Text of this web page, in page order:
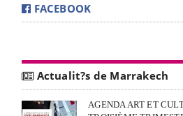
FACEBOOK
Actualit?s de Marrakech
AGENDA ART ET